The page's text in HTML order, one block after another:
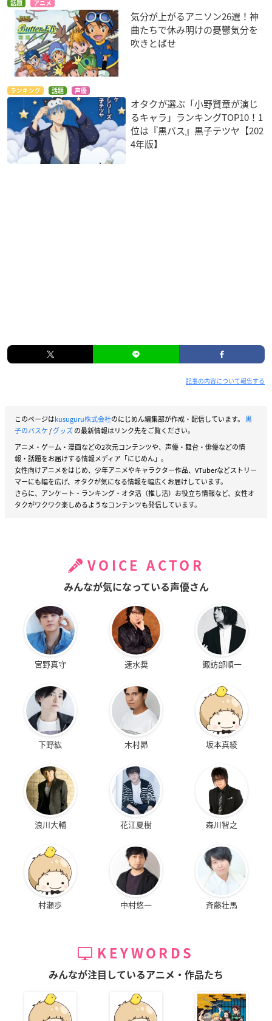
話題 アニメ
気分が上がるアニソン26選！神
曲たちで休み明けの憂鬱気分を
吹きとばせ
ランキング 話題 声優
オタクが選ぶ「小野賢章が演じ
るキャラ」ランキングTOP10！1
位は『黒バス』黒子テツヤ【202
4年版】
記事の内容について報告する
このページはkusuguru株式会社のにじめん編集部が作成・配信しています。 黒
子のバスケ/グッズの最新情報はリンク先をご覧ください。
アニメ・ゲーム・漫画などの2次元コンテンツや、声優・舞台・俳優などの情
報・話題をお届けする情報メディア「にじめん」。
女性向けアニメをはじめ、少年アニメやキャラクター作品、VTuberなどストリー
マーにも幅を広げ、オタクが気になる情報を幅広くお届けしています。
さらに、アンケート・ランキング・オタ活（推し活）お役立ち情報など、女性オ
タクがワクワク楽しめるようなコンテンツも発信しています。
VOICE ACTOR
みんなが気になっている声優さん
宮野真守 速水奨 諏訪部順一
下野紘 木村昴 坂本真綾
浪川大輔 花江夏樹 森川智之
村瀬歩 中村悠一 斉藤壮馬
KEYWORDS
みんなが注目しているアニメ・作品たち